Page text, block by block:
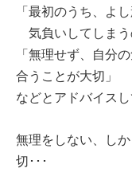
「最初のうち、よ
気負いしてしま
「無理せず、自分
合うことが大切」
などとアドバイスし
無理をしない、し
切･･･